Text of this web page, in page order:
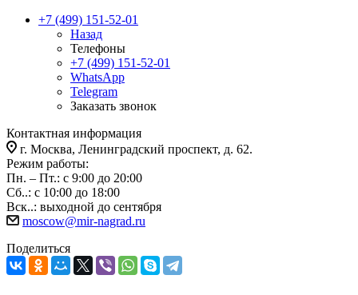
+7 (499) 151-52-01
Назад
Телефоны
+7 (499) 151-52-01
WhatsApp
Telegram
Заказать звонок
Контактная информация
г. Москва, Ленинградский проспект, д. 62.
Режим работы:
Пн. – Пт.: с 9:00 до 20:00
Сб..: с 10:00 до 18:00
Вск..: выходной до сентября
moscow@mir-nagrad.ru
Поделиться